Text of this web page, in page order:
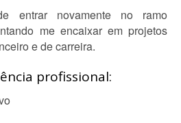
entrar novamente no ramo
me encaixar em projetos
e de carreira.
profissional: